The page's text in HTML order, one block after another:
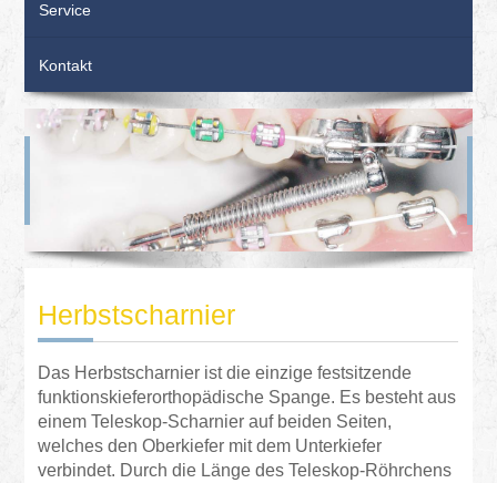
Service
Kontakt
•
Herbstscharnier
Das Herbstscharnier ist die einzige festsitzende
funktionskieferorthopädische Spange. Es besteht aus
einem Teleskop-Scharnier auf beiden Seiten,
welches den Oberkiefer mit dem Unterkiefer
verbindet. Durch die Länge des Teleskop-Röhrchens